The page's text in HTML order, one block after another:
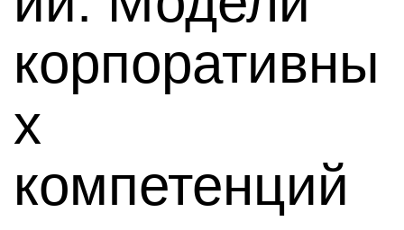
корпоративны
х
компетенций